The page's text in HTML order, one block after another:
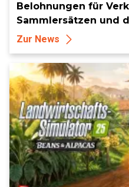
Belohnungen für
Sammlersätzen und
Sammlerstücken, in
Zur News